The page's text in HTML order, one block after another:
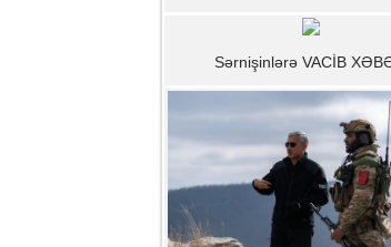
Sərnişinlərə VACİB